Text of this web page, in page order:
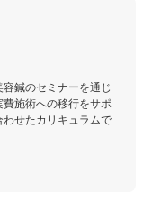
鍼のセミナーを通じ
施術への移行をサポ
せたカリキュラムで